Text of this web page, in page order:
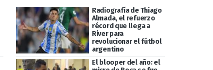
Radiografía de Thiago
Almada, el refuerzo
récord que llega a
River para
revolucionar el fútbol
argentino
El blooper del año: el